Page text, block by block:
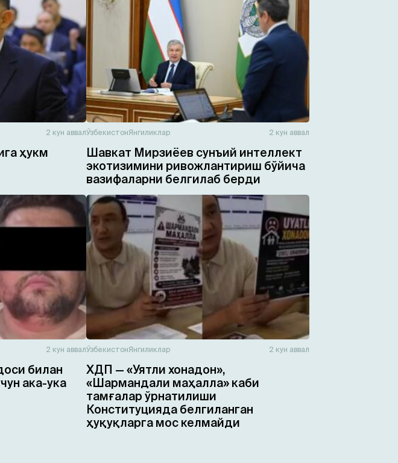
2 кун аввал
ҳукм
ЎзбекистонЯнгиликлар 2 кун аввал
Шавкат Мирзиёев сунъий интеллект
экотизимини ривожлантириш бўйича
вазифаларни белгилаб берди
2 кун аввал
билан
ака-ука
ЎзбекистонЯнгиликлар 2 кун аввал
ХДП — «Уятли хонадон»,
«Шармандали маҳалла» каби
тамғалар ўрнатилиши
Конституцияда белгиланган
ҳуқуқларга мос келмайди